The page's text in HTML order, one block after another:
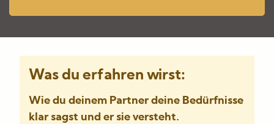
Was du erfahren wirst:
Wie du deinem Partner deine Bedürfnisse
klar sagst und er sie versteht.